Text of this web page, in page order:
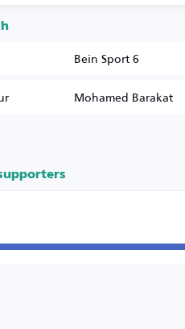
Bein Sport 6
Mohamed Barakat